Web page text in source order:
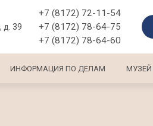
д. 39
+7 (8172) 72-11-54
+7 (8172) 78-64-75
+7 (8172) 78-64-60
ИНФОРМАЦИЯ ПО ДЕЛАМ МУЗЕЙ